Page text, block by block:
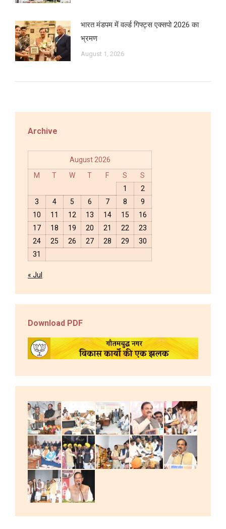
भारत मंडपम में वर्ल्ड गिफ्ट्स एक्सपो 2026 का
भ्रमण
August 1, 2026
Archive
August 2026
M
T W T F S
S
1
2
3
4 5 6 7 8
9
10
11 12 13 14 15
16
17
18 19 20 21 22
23
24
25 26 27 28 29
30
31
« Jul
Download PDF